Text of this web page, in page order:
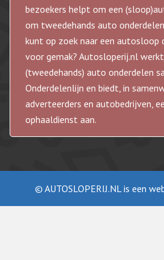
bezoekers helpt om een
om tweedehands auto
kunt op zoek naar een autosloop
voor gemak? Autosloperij.nl
(tweedehands) auto onderdelen
Onderdelenlijn en biedt, in
adverteerders en autobedrijven,
ophaaldienst aan.
© AUTOSLOPERIJ.NL is een